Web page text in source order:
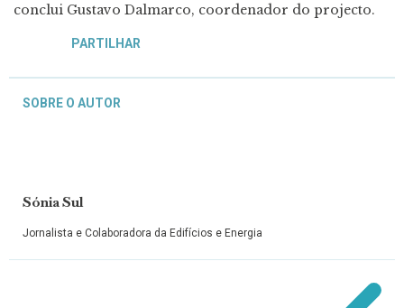
conclui Gustavo Dalmarco, coordenador do projecto.
PARTILHAR
SOBRE O AUTOR
Sónia Sul
Jornalista e Colaboradora da Edifícios e Energia